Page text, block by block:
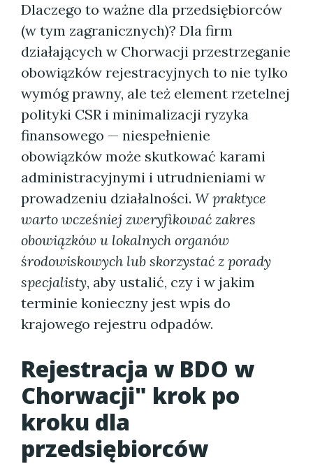
Dlaczego to ważne dla przedsiębiorców
(w tym zagranicznych)? Dla firm
działających w Chorwacji przestrzeganie
obowiązków rejestracyjnych to nie tylko
wymóg prawny, ale też element rzetelnej
polityki CSR i minimalizacji ryzyka
finansowego — niespełnienie
obowiązków może skutkować karami
administracyjnymi i utrudnieniami w
prowadzeniu działalności. W praktyce
warto wcześniej zweryfikować zakres
obowiązków u lokalnych organów
środowiskowych lub skorzystać z porady
specjalisty, aby ustalić, czy i w jakim
terminie konieczny jest wpis do
krajowego rejestru odpadów.
Rejestracja w BDO w
Chorwacji" krok po
kroku dla
przedsiębiorców